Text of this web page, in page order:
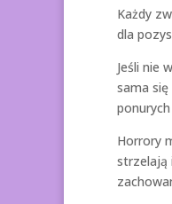
Każdy
dla
Jeśli nie
sama
Horrory
strzelają